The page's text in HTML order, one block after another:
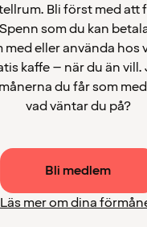
Bli först med att
som du kan
eller använda hos
kaffe – när du än vill.
du får som
vad väntar du på?
Bli medlem
Läs mer om dina